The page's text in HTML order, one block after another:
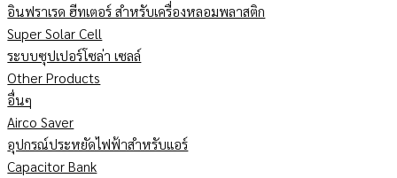
อินฟราเรด ฮีทเตอร์ สำหรับเครื่องหลอมพลาสติก
Super Solar Cell
ระบบซุปเปอร์โซล่า เซลล์
Other Products
อื่นๆ
Airco Saver
อุปกรณ์ประหยัดไฟฟ้าสำหรับแอร์
Capacitor Bank